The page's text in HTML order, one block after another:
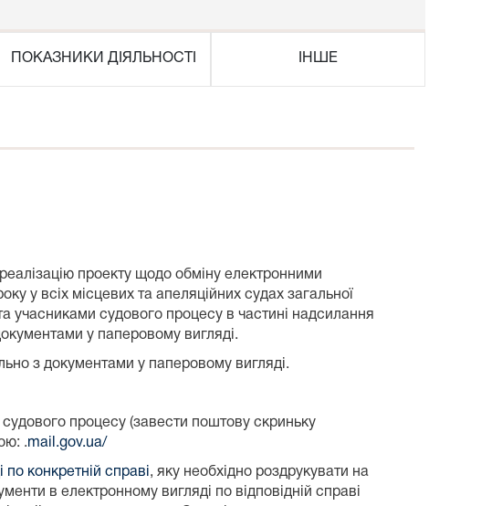
ПОКАЗНИКИ ДІЯЛЬНОСТІ ІНШЕ
проекту щодо обміну електронними
у всіх місцевих та апеляційних судах загальної
учасниками судового процесу в частині надсилання
у паперовому вигляді.
з документами у паперовому вигляді.
процесу (завести поштову скриньку
.mail.gov.ua/
конкретній справі, яку необхідно роздрукувати на
в електронному вигляді по відповідній справі